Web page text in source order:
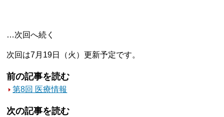
…次回へ続く
次回は7月19日（火）更新予定です。
前の記事を読む
第8回 医療情報
次の記事を読む